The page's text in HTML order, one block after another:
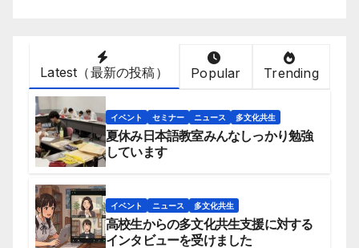
Latest（最新の投稿） Popular Trending
イベント セミナー ニュース 多文化共生
夏休み日本語教室みんなしっかり勉強
しています
イベント ニュース 多文化共生
高校生からの多文化共生支援に対する
インタビューを受けました